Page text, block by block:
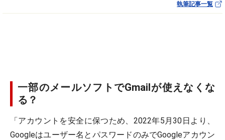
執筆記事一覧
一部のメールソフトでGmailが使えなくな
る？
「アカウントを安全に保つため、2022年5月30日より、
Googleはユーザー名とパスワードのみでGoogleアカウン